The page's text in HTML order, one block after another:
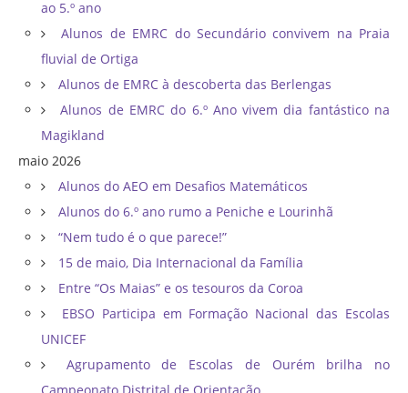
ao 5.º ano
Alunos de EMRC do Secundário convivem na Praia
fluvial de Ortiga
Alunos de EMRC à descoberta das Berlengas
Alunos de EMRC do 6.º Ano vivem dia fantástico na
Magikland
maio 2026
Alunos do AEO em Desafios Matemáticos
Alunos do 6.º ano rumo a Peniche e Lourinhã
“Nem tudo é o que parece!”
15 de maio, Dia Internacional da Família
Entre “Os Maias” e os tesouros da Coroa
EBSO Participa em Formação Nacional das Escolas
UNICEF
Agrupamento de Escolas de Ourém brilha no